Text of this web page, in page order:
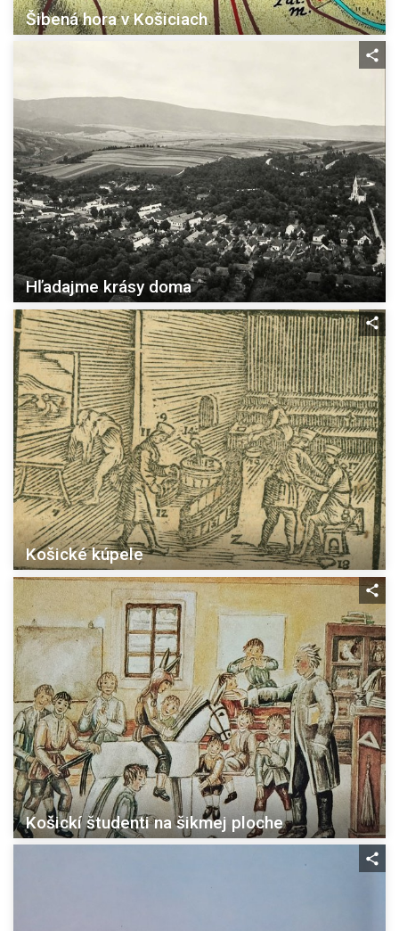
Šibená hora v Košiciach
Hľadajme krásy doma
Košické kúpele
Košickí študenti na šikmej ploche